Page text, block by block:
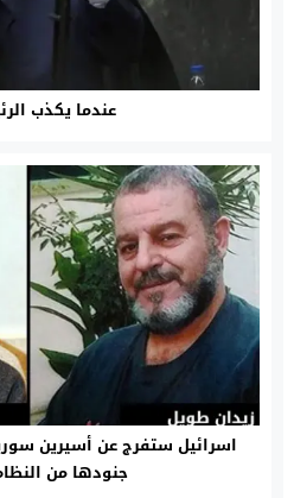
عندما يکذب
اسرائيل ستفرج عن أسيرين
جنودها من